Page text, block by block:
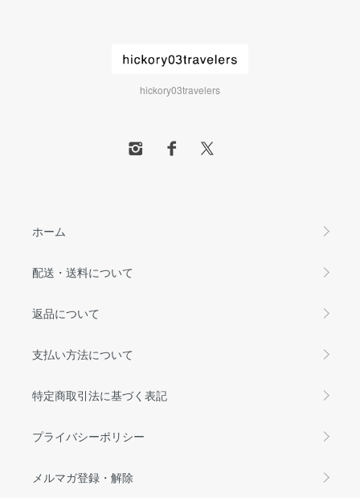
hickory03travelers
ホーム
配送・送料について
返品について
支払い方法について
特定商取引法に基づく表記
プライバシーポリシー
メルマガ登録・解除